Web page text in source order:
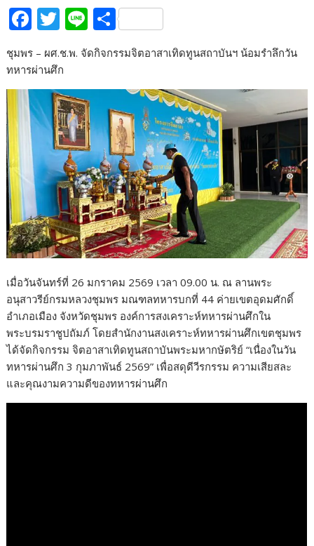
F
e
b
o
o
k
T
itt
er
Li
n
e
S
ar
e
ชุมพร – ผศ.ช.พ. จัดกิจกรรมจิตอาสาเทิดทูนสถาบันฯ น้อมรำลึกวัน
ทหารผ่านศึก
เมื่อวันจันทร์ที่ 26 มกราคม 2569 เวลา 09.00 น. ณ ลานพระ
อนุสาวรีย์กรมหลวงชุมพร มณฑลทหารบกที่ 44 ค่ายเขตอุดมศักดิ์
อำเภอเมือง จังหวัดชุมพร องค์การสงเคราะห์ทหารผ่านศึกใน
พระบรมราชูปถัมภ์ โดยสำนักงานสงเคราะห์ทหารผ่านศึกเขตชุมพร
ได้จัดกิจกรรม จิตอาสาเทิดทูนสถาบันพระมหากษัตริย์ “เนื่องในวัน
ทหารผ่านศึก 3 กุมภาพันธ์ 2569” เพื่อสดุดีวีรกรรม ความเสียสละ
และคุณงามความดีของทหารผ่านศึก